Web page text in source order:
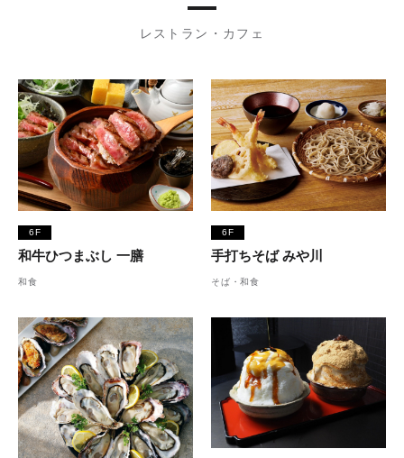
レストラン・カフェ
6F
和牛ひつまぶし 一膳
和食
6F
手打ちそば みや川
そば・和食